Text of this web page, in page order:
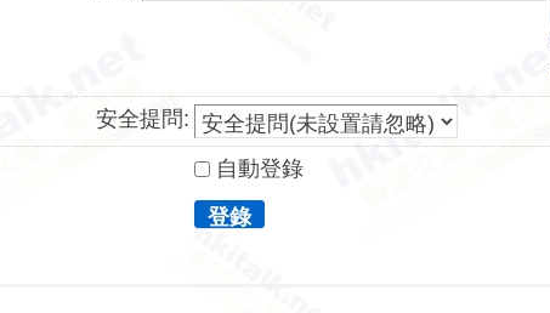
安全提問:
自動登錄
登錄